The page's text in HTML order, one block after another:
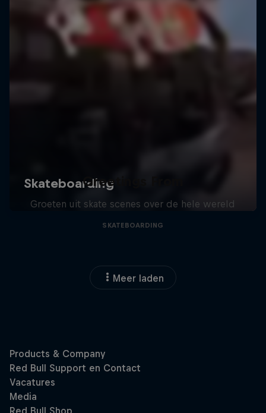
Greetings From
Groeten uit skate scenes over de hele wereld
SKATEBOARDING
Meer laden